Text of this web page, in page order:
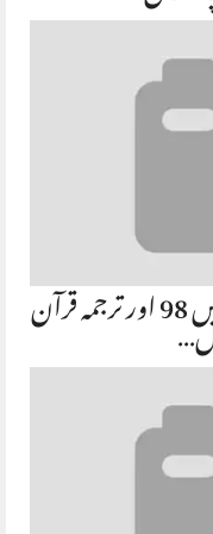
سکھ طالب علم نے اسلامیات میں 98 اور ترجمہ قرآن